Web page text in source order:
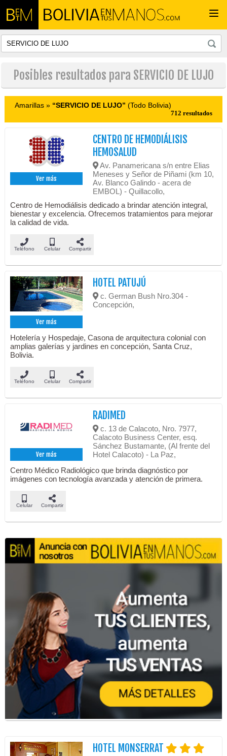
Posibles resultados para SERVICIO DE LUJO
Amarillas » “SERVICIO DE LUJO” (Todo Bolivia)
712 resultados
Ver más
CENTRO DE HEMODIÁLISIS
HEMOSALUD
Av. Panamericana s/n entre Elias
Meneses y Señor de Piñami (km 10,
Av. Blanco Galindo - acera de
EMBOL) - Quillacollo,
Centro de Hemodiálisis dedicado a brindar atención integral,
bienestar y excelencia. Ofrecemos tratamientos para mejorar
la calidad de vida.
Teléfono Celular Compartir
Ver más
HOTEL PATUJÚ
c. German Bush Nro.304 -
Concepción,
Hotelería y Hospedaje, Casona de arquitectura colonial con
amplias galerías y jardines en concepción, Santa Cruz,
Bolivia.
Teléfono Celular Compartir
Ver más
RADIMED
c. 13 de Calacoto, Nro. 7977,
Calacoto Business Center, esq.
Sánchez Bustamante, (Al frente del
Hotel Calacoto) - La Paz,
Centro Médico Radiológico que brinda diagnóstico por
imágenes con tecnología avanzada y atención de primera.
Celular Compartir
HOTEL MONSERRAT